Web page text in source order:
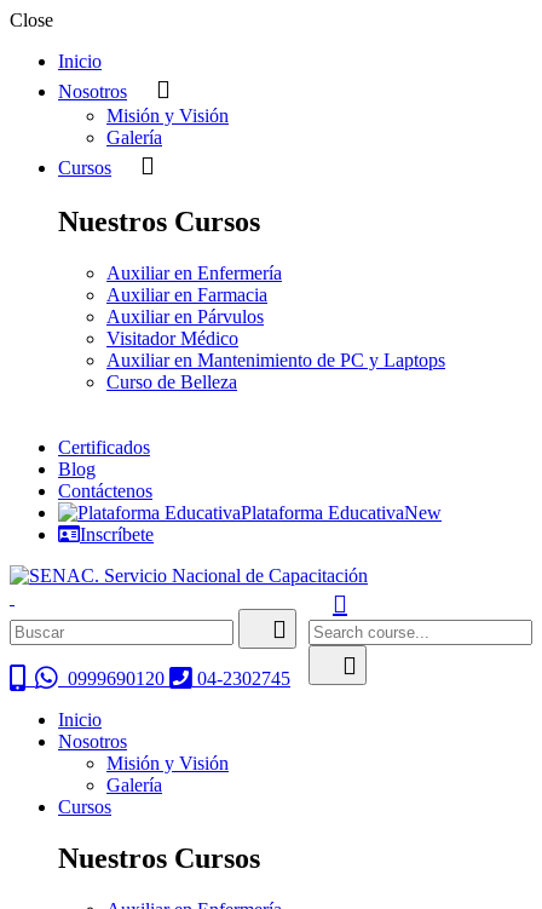
Close
Inicio
Nosotros
Misión y Visión
Galería
Cursos
Nuestros Cursos
Auxiliar en Enfermería
Auxiliar en Farmacia
Auxiliar en Párvulos
Visitador Médico
Auxiliar en Mantenimiento de PC y Laptops
Curso de Belleza
Certificados
Blog
Contáctenos
Plataforma EducativaNew
Inscríbete
0999690120
04-2302745
Inicio
Nosotros
Misión y Visión
Galería
Cursos
Nuestros Cursos